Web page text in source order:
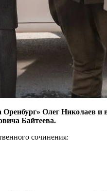
Олег Николаев и
Байтеева.
сочинения: